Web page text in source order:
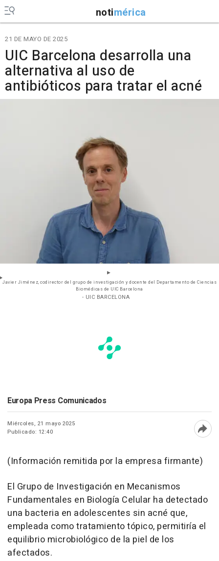
notimérica
21 DE MAYO DE 2025
UIC Barcelona desarrolla una
alternativa al uso de
antibióticos para tratar el acné
Javier Jiménez, codirector del grupo de investigación y docente del Departamento de Ciencias
Biomédicas de UIC Barcelona
- UIC BARCELONA
Europa Press Comunicados
Miércoles, 21 mayo 2025
Publicado: 12:40
(Información remitida por la empresa firmante)
El Grupo de Investigación en Mecanismos
Fundamentales en Biología Celular ha detectado
una bacteria en adolescentes sin acné que,
empleada como tratamiento tópico, permitiría el
equilibrio microbiológico de la piel de los
afectados.